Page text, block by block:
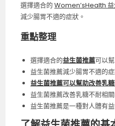
選擇適合的Women’sHealth
減少腸胃不適的症狀。
重點整理
選擇適合的益生菌推薦可以
益生菌推薦減少腸胃不適的
益生菌推薦可以幫助改善乳
益生菌推薦改善乳糖不耐相
益生菌推薦是一種對人體有